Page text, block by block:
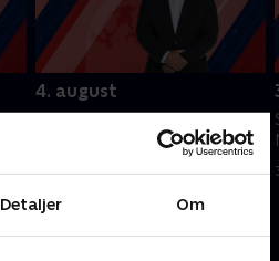
Detaljer Om
4. august
4. august 2026 • 12 min